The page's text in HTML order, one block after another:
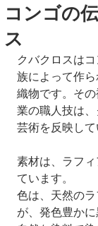
コンゴの
ス
クバクロスは
族によって作
織物です。そ
業の職人技は
芸術を反映して
素材は、ラフ
ています。
色は、天然の
が、発色豊か